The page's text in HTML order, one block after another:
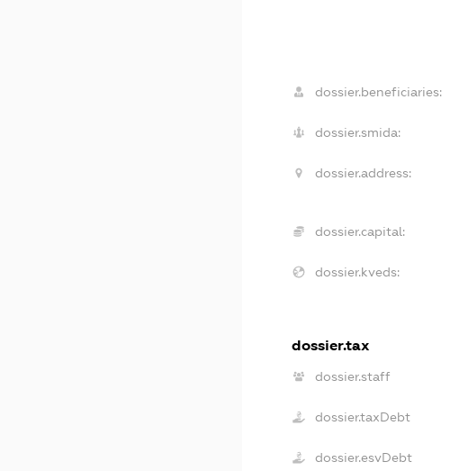
dossier.beneficiaries:
dossier.smida:
dossier.address:
dossier.capital:
dossier.kveds:
dossier.tax
dossier.staff
dossier.taxDebt
dossier.esvDebt